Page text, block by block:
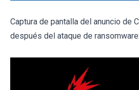
Captura de pantalla del anuncio de
después del ataque de ransomware: